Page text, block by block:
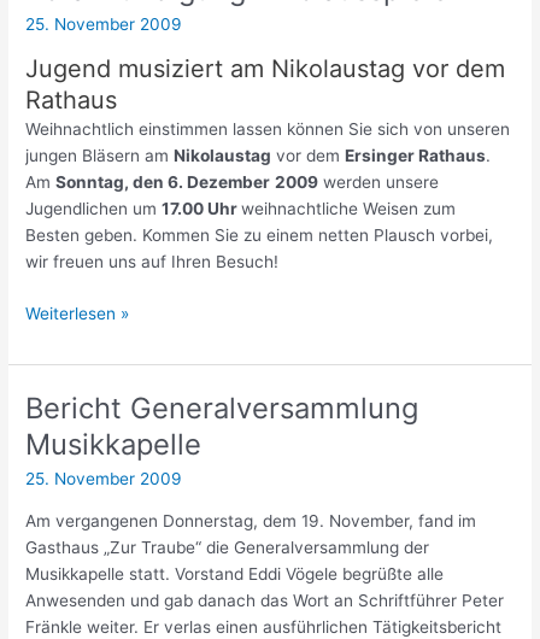
25. November 2009
Jugend musiziert am Nikolaustag vor dem
Rathaus
Weihnachtlich einstimmen lassen können Sie sich von unseren
jungen Bläsern amNikolaustag vor demErsinger Rathaus.
AmSonntag, den 6. Dezember 2009 werden unsere
Jugendlichen um17.00 Uhrweihnachtliche Weisen zum
Besten geben. Kommen Sie zu einem netten Plausch vorbei,
wir freuen uns auf Ihren Besuch!
Vorankündigung
Weiterlesen »
Bericht Generalversammlung
Musikkapelle
25. November 2009
Am vergangenen Donnerstag, dem 19. November, fand im
Gasthaus „Zur Traube“ die Generalversammlung der
Musikkapelle statt. Vorstand Eddi Vögele begrüßte alle
Anwesenden und gab danach das Wort an Schriftführer Peter
Fränkle weiter. Er verlas einen ausführlichen Tätigkeitsbericht